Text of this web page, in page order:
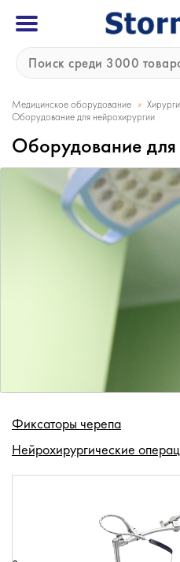
Медицинское оборудование »
Оборудование для нейрохирургии
Оборудование
Фиксаторы черепа
Нейрохирургические